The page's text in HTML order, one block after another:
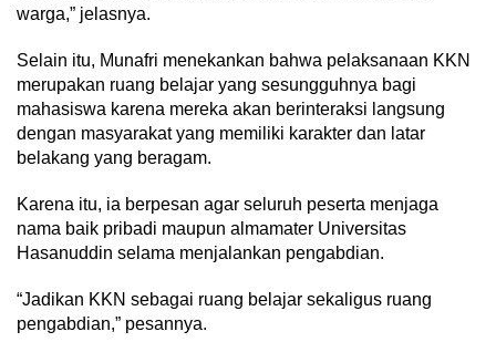
warga,” jelasnya.
Selain itu, Munafri menekankan bahwa pelaksanaan KKN
merupakan ruang belajar yang sesungguhnya bagi
mahasiswa karena mereka akan berinteraksi langsung
dengan masyarakat yang memiliki karakter dan latar
belakang yang beragam.
Karena itu, ia berpesan agar seluruh peserta menjaga
nama baik pribadi maupun almamater Universitas
Hasanuddin selama menjalankan pengabdian.
“Jadikan KKN sebagai ruang belajar sekaligus ruang
pengabdian,” pesannya.